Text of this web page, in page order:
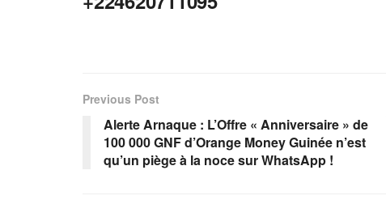
Previous Post
Alerte Arnaque : L’Offre « Anniversaire » de
100 000 GNF d’Orange Money Guinée n’est
qu’un piège à la noce sur WhatsApp !